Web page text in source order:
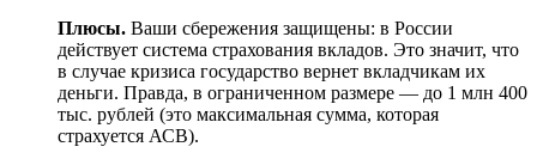
Плюсы. Ваши сбережения защищены: в России
действует система страхования вкладов. Это значит, что
в случае кризиса государство вернет вкладчикам их
деньги. Правда, в ограниченном размере — до 1 млн 400
тыс. рублей (это максимальная сумма, которая
страхуется АСВ).